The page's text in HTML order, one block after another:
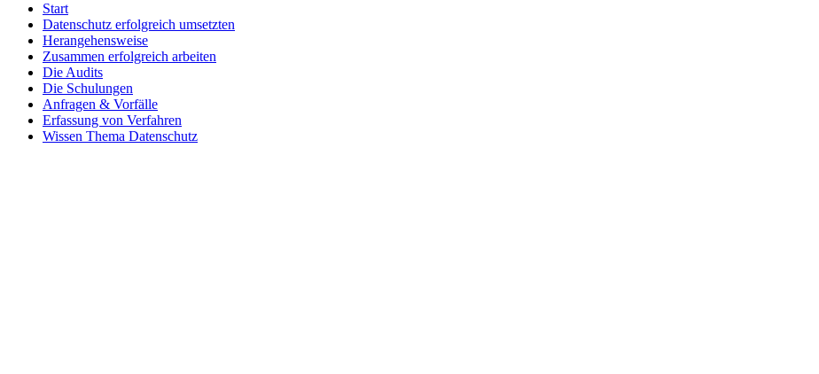
Start
Datenschutz erfolgreich umsetzten
Herangehensweise
Zusammen erfolgreich arbeiten
Die Audits
Die Schulungen
Anfragen & Vorfälle
Erfassung von Verfahren
Wissen Thema Datenschutz